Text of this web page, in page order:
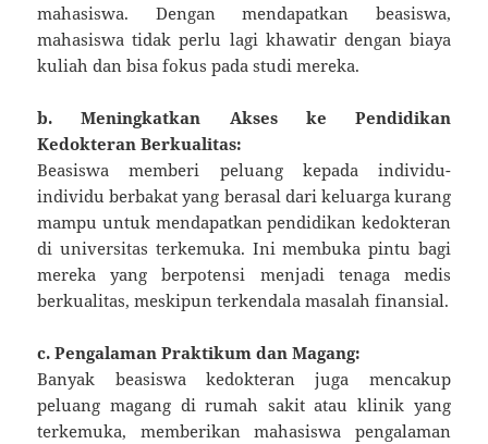
mahasiswa. Dengan mendapatkan beasiswa,
mahasiswa tidak perlu lagi khawatir dengan biaya
kuliah dan bisa fokus pada studi mereka.
b. Meningkatkan Akses ke Pendidikan
Kedokteran Berkualitas:
Beasiswa memberi peluang kepada individu-
individu berbakat yang berasal dari keluarga kurang
mampu untuk mendapatkan pendidikan kedokteran
di universitas terkemuka. Ini membuka pintu bagi
mereka yang berpotensi menjadi tenaga medis
berkualitas, meskipun terkendala masalah finansial.
c. Pengalaman Praktikum dan Magang:
Banyak beasiswa kedokteran juga mencakup
peluang magang di rumah sakit atau klinik yang
terkemuka, memberikan mahasiswa pengalaman